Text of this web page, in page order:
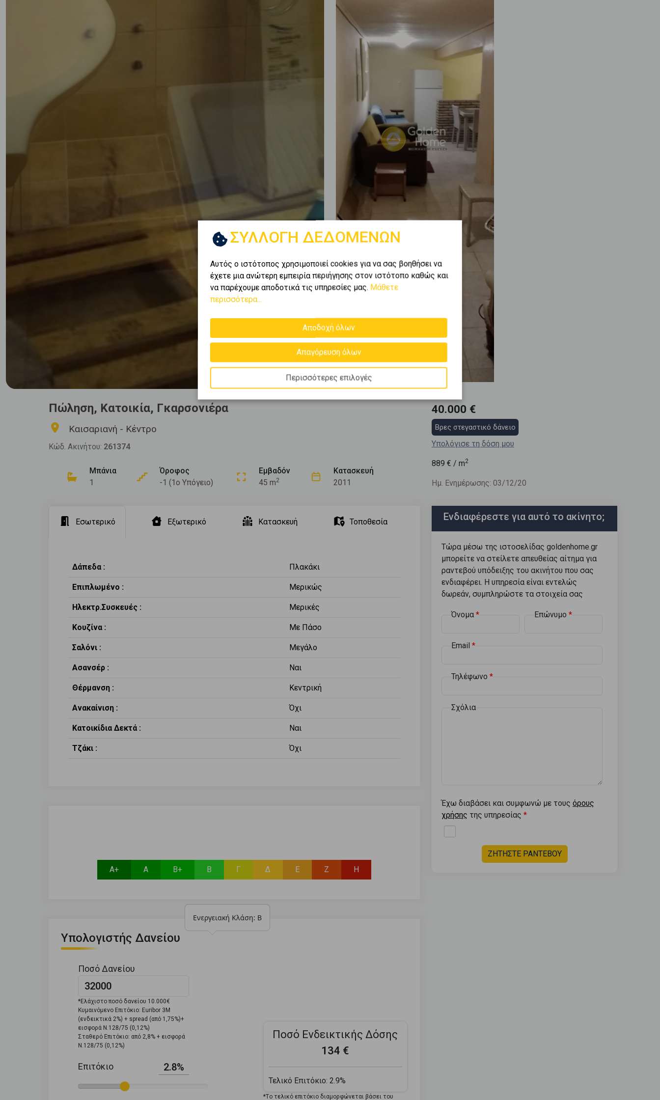
Πώληση, Κατοικία, Γκαρσονιέρα
Καισαριανή - Κέντρο
Κώδ. Ακινήτου: 261374
Μπάνια
1
Όροφος
-1 (1ο Υπόγειο)
Εμβαδόν
45 m2
Κατασκευή
2011
40.000 €
Βρες στεγαστικό δάνειο
Υπολόγισε τη δόση μου
889 € / m2
Ημ. Ενημέρωσης: 03/12/20
Ενδιαφέρεστε για αυτό το ακίνητο;
Τώρα μέσω της ιστοσελίδας goldenhome.gr
μπορείτε να στείλετε απευθείας αίτημα για
ραντεβού υπόδειξης του ακινήτου που σας
ενδιαφέρει. Η υπηρεσία είναι εντελώς
δωρεάν, συμπληρώστε τα στοιχεία σας
Όνομα Επώνυμο
Email
Τηλέφωνο
Σχόλια
Έχω διαβάσει και συμφωνώ με τους όρους
χρήσης της υπηρεσίας
ΖΗΤΗΣΤΕ ΡΑΝΤΕΒΟΥ
Εσωτερικό Εξωτερικό Κατασκευή Τοποθεσία
Δάπεδα : Πλακάκι
Επιπλωμένο : Μερικώς
Ηλεκτρ.Συσκευές : Μερικές
Κουζίνα : Με Πάσο
Σαλόνι : Μεγάλο
Ασανσέρ : Ναι
Θέρμανση : Κεντρική
Ανακαίνιση : Όχι
Κατοικίδια Δεκτά : Ναι
Τζάκι : Όχι
Α+ Α Β+ Β
Ενεργειακή Κλάση: Β
Γ Δ Ε Ζ Η
Υπολογιστής Δανείου
Ποσό Δανείου
*Ελάχιστο ποσό δανείου 10.000€
Κυμαινόμενο Επιτόκιο: Euribor 3M
(ενδεικτικά 2%) + spread (από 1,75%)+
εισφορά Ν.128/75 (0,12%)
Σταθερό Επιτόκιο: από 2,8% + εισφορά
Ν.128/75 (0,12%)
Επιτόκιο 2.8%
Ποσό Ενδεικτικής Δόσης
134 €
Τελικό Επιτόκιο: 2.9%
*Tο τελικό επιτόκιο διαμορφώνεται βάσει του
ΣΥΛΛΟΓΗ ΔΕΔΟΜΕΝΩΝ
Αυτός ο ιστότοπος χρησιμοποιεί cookies για να σας βοηθήσει να
έχετε μια ανώτερη εμπειρία περιήγησης στον ιστότοπο καθώς και
να παρέχουμε αποδοτικά τις υπηρεσίες μας. Μάθετε
περισσότερα...
Αποδοχή όλων
Απαγόρευση όλων
Περισσότερες επιλογές